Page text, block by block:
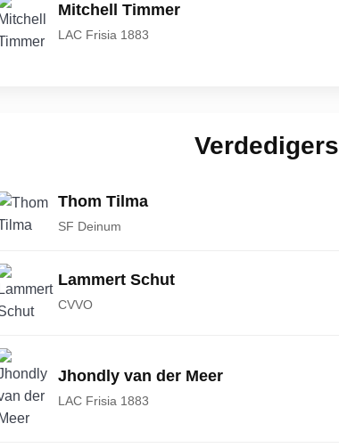
Mitchell Timmer
LAC Frisia 1883
Verdedigers
Thom Tilma
SF Deinum
Lammert Schut
CVVO
Jhondly van der Meer
LAC Frisia 1883